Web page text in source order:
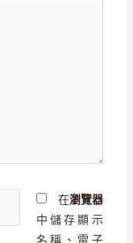
在瀏覽器
中儲存顯示
名稱、電子